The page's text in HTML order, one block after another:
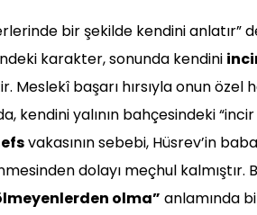
bir şekilde kendini anlatır”
karakter, sonunda kendini
Meslekî başarı hırsıyla onun özel
kendini yalının bahçesindeki “incir
vakasının sebebi, Hüsrev’in
dolayı meçhul kalmıştır.
olma” anlamında